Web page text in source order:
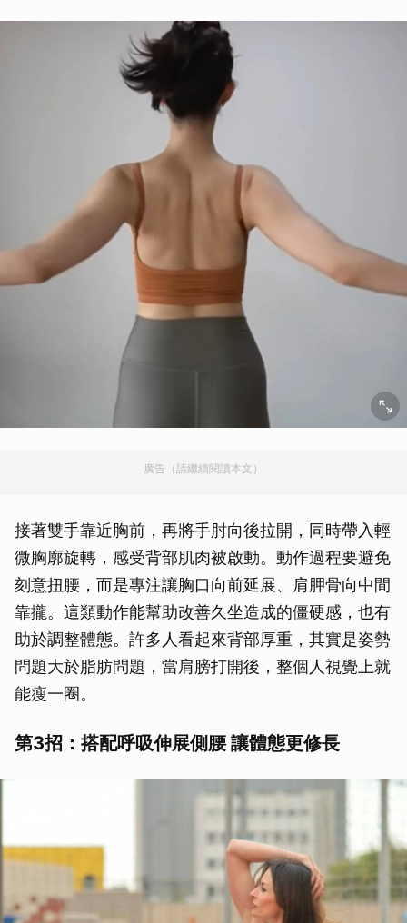
廣告（請繼續閱讀本文）
接著雙手靠近胸前，再將手肘向後拉開，同時帶入輕
微胸廓旋轉，感受背部肌肉被啟動。動作過程要避免
刻意扭腰，而是專注讓胸口向前延展、肩胛骨向中間
靠攏。這類動作能幫助改善久坐造成的僵硬感，也有
助於調整體態。許多人看起來背部厚重，其實是姿勢
問題大於脂肪問題，當肩膀打開後，整個人視覺上就
能瘦一圈。
第3招：搭配呼吸伸展側腰 讓體態更修長